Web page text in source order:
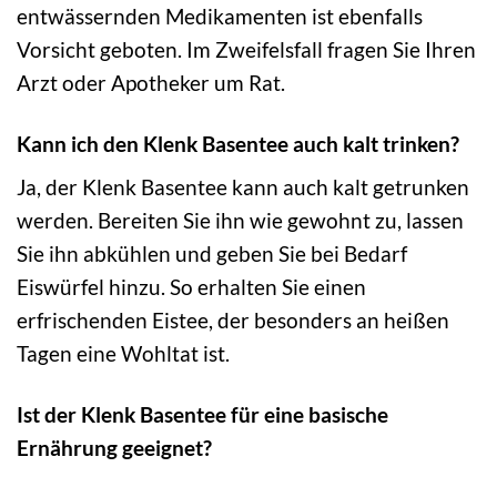
entwässernden Medikamenten ist ebenfalls
Vorsicht geboten. Im Zweifelsfall fragen Sie Ihren
Arzt oder Apotheker um Rat.
Kann ich den Klenk Basentee auch kalt trinken?
Ja, der Klenk Basentee kann auch kalt getrunken
werden. Bereiten Sie ihn wie gewohnt zu, lassen
Sie ihn abkühlen und geben Sie bei Bedarf
Eiswürfel hinzu. So erhalten Sie einen
erfrischenden Eistee, der besonders an heißen
Tagen eine Wohltat ist.
Ist der Klenk Basentee für eine basische
Ernährung geeignet?